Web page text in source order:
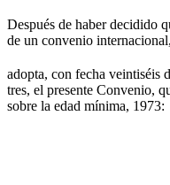
Después de haber decidido
de un convenio internacional,
adopta, con fecha veintiséis
tres, el presente Convenio,
sobre la edad mínima, 1973: